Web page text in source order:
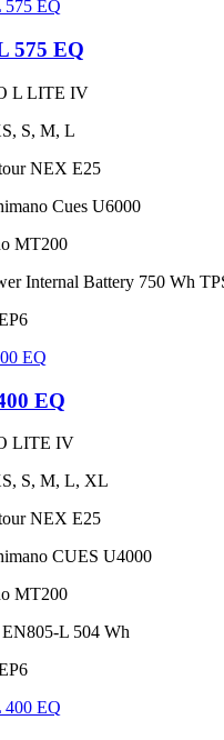
575 EQ
L LITE IV
S, M, L
NEX E25
Cues U6000
MT200
Internal Battery 750 Wh
EQ
LITE IV
S, M, L, XL
NEX E25
CUES U4000
MT200
EN805-L 504 Wh